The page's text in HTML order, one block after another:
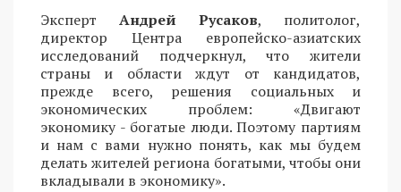
Эксперт Андрей Русаков, политолог,
директор Центра европейско-азиатских
исследований подчеркнул, что жители
страны и области ждут от кандидатов,
прежде всего, решения социальных и
экономических проблем: «Двигают
экономику - богатые люди. Поэтому партиям
и нам с вами нужно понять, как мы будем
делать жителей региона богатыми, чтобы они
вкладывали в экономику».